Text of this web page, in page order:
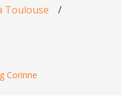
Toulouse
/
Corinne